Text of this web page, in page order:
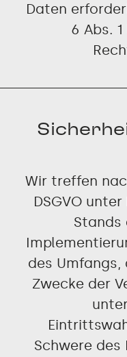
Daten
6 Abs.
Wir treffen
DSGVO
Stands
des
Zwecke der
Schwere des